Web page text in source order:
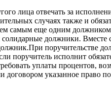
лица отвечать за
случаях также и
самым еще одним
должники.
поручительстве
поручи­тель исполнит
уплаты процентов,
указанное право